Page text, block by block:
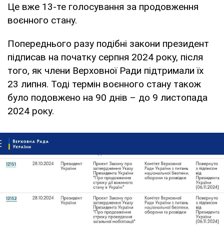
Це вже 13-те голосування за продовження
воєнного стану.
Попереднього разу подібні закони президент
підписав на початку серпня 2024 року, після
того, як члени Верховної Ради підтримали їх
23 липня. Тоді термін воєнного стану також
було подовжено на 90 днів – до 9 листопада
2024 року.